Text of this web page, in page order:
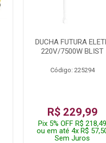
DUCHA FUTURA
220V/7500W BLIST
Código: 225294
R$ 229,99
Pix 5% OFF R$ 218,49
ou em até 4x R$
Sem Juros